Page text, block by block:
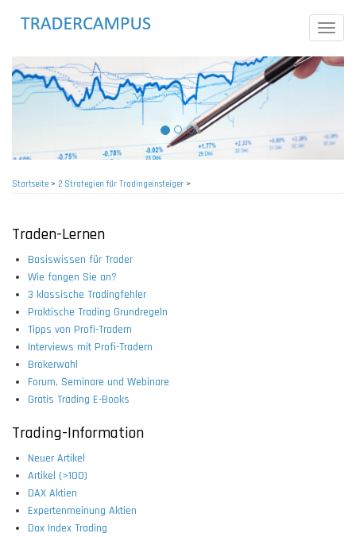
Toggle
Startseite> 2 Strategien für Tradingeinsteiger >
Traden-Lernen
Basiswissen für Trader
Wie fangen Sie an?
3 klassische Tradingfehler
Praktische Trading Grundregeln
Tipps von Profi-Tradern
Interviews mit Profi-Tradern
Brokerwahl
Forum, Seminare und Webinare
Gratis Trading E-Books
Trading-Information
Neuer Artikel
Artikel (>100)
DAX Aktien
Expertenmeinung Aktien
Dax Index Trading